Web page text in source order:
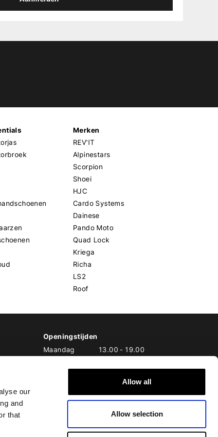
our
and
that
Allow all
Allow selection
Merken
REV'IT
Alpinestars
Scorpion
Shoei
HJC
Cardo Systems
Dainese
Pando Moto
Quad Lock
Kriega
Richa
LS2
Roof
Openingstijden
Maandag
13.00 - 19.00
Woensdag
10.00-19.00
-20.00
Zaterdag
10.00-17.00
10.00-17.00